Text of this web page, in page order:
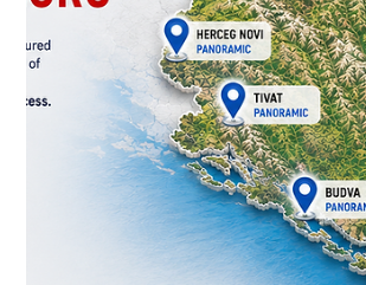
Padel Court Factory
27 июл.
4 мин. чтения
Лучшее покрытие для
вашей площадке: что
каждый инвестор
Поскольку падел продолжает